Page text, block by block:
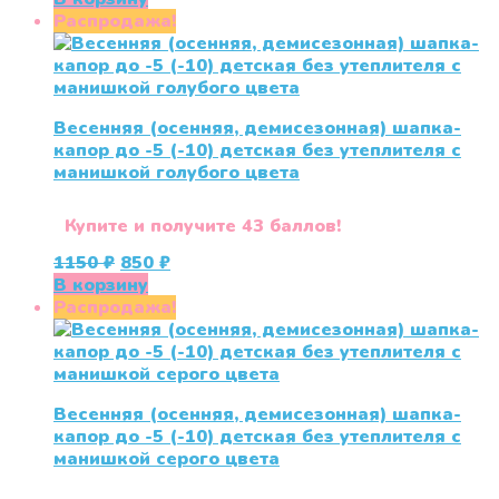
Распродажа!
Весенняя (осенняя, демисезонная) шапка-
капор до -5 (-10) детская без утеплителя с
манишкой голубого цвета
Купите и получите 43 баллов!
1150₽ Первоначальная
цена
составляла
1150 ₽.
850 ₽Текущая
850 ₽.
В корзину
Распродажа!
Весенняя (осенняя, демисезонная) шапка-
капор до -5 (-10) детская без утеплителя с
манишкой серого цвета